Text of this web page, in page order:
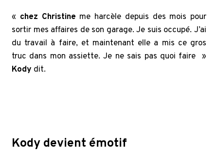
« chez Christine me harcèle depuis des mois pour
sortir mes affaires de son garage. Je suis occupé. J’ai
du travail à faire, et maintenant elle a mis ce gros
truc dans mon assiette. Je ne sais pas quoi faire »
Kody dit.
Kody devient émotif